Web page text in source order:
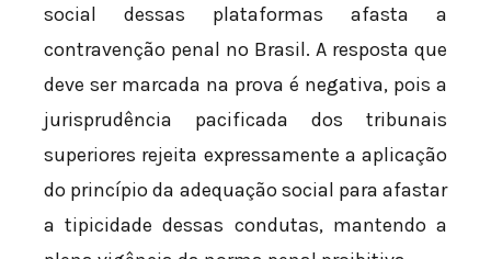
social dessas plataformas afasta a
contravenção penal no Brasil. A resposta que
deve ser marcada na prova é negativa, pois a
jurisprudência pacificada dos tribunais
superiores rejeita expressamente a aplicação
do princípio da adequação social para afastar
a tipicidade dessas condutas, mantendo a